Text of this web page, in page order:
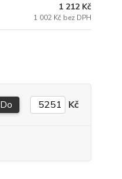
1 212 Kč
1 002 Kč bez DPH
Do Kč